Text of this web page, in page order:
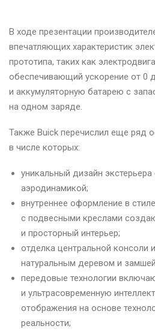
В ходе презентации
впечатляющих характеристик
прототипа, таких как
обеспечивающий ускорение от 0
и аккумуляторную батарею с
на одном заряде.
Также Buick перечислил еще ряд
в числе которых:
уникальный дизайн
аэродинамикой;
внутреннее оформление в
с подвесными креслами
и просторный интерьер;
отделка центральной консоли
натуральным деревом и
передовые технологии
и ультрасовременную
отображения на основе
реальности;